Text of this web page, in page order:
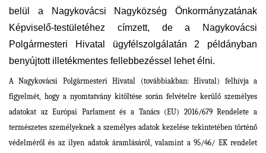
belül a Nagykovácsi Nagyközség Önkormányzatának
Képviselő-testületéhez címzett, de a Nagykovácsi
Polgármesteri Hivatal ügyfélszolgálatán 2 példányban
benyújtott illetékmentes fellebbezéssel lehet élni.
A Nagykovácsi Polgármesteri Hivatal (továbbiakban: Hivatal) felhívja a
figyelmét, hogy a nyomtatvány kitöltése során felvételre kerülő személyes
adatokat az Európai Parlament és a Tanács (EU) 2016/679 Rendelete a
természetes személyeknek a személyes adatok kezelése tekintetében történő
védelméről és az ilyen adatok áramlásáról, valamint a 95/46/ EK rendelet